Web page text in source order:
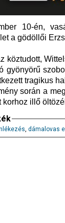
10-én,
a gödöllői
köztudott,
gyönyörű
tragikus
során a
korhoz illő
, dámalovas